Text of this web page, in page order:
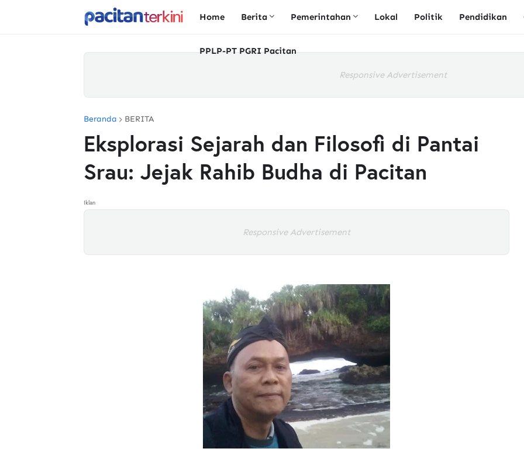
Home Berita Pemerintahan Lokal Politik Pendidikan
PPLP-PT PGRI Pacitan
Responsive Advertisement
Beranda BERITA
Eksplorasi Sejarah dan Filosofi di Pantai
Srau: Jejak Rahib Budha di Pacitan
Iklan
Responsive Advertisement